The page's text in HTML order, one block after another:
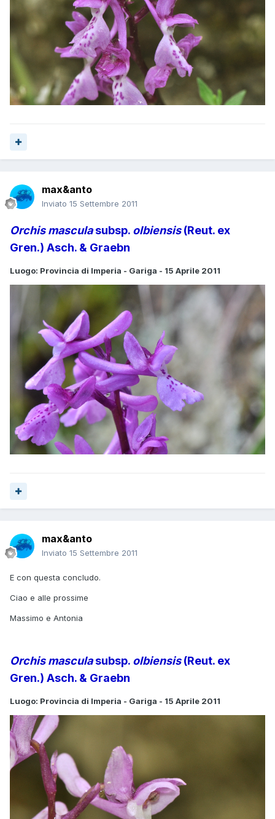
max&anto
Inviato 15 Settembre 2011
Orchis masculasubsp. olbiensis(Reut. ex
Gren.) Asch. & Graebn
Luogo: Provincia di Imperia - Gariga - 15 Aprile 2011
max&anto
Inviato 15 Settembre 2011
E con questa concludo.
Ciao e alle prossime
Massimo e Antonia
Orchis masculasubsp. olbiensis(Reut. ex
Gren.) Asch. & Graebn
Luogo: Provincia di Imperia - Gariga - 15 Aprile 2011